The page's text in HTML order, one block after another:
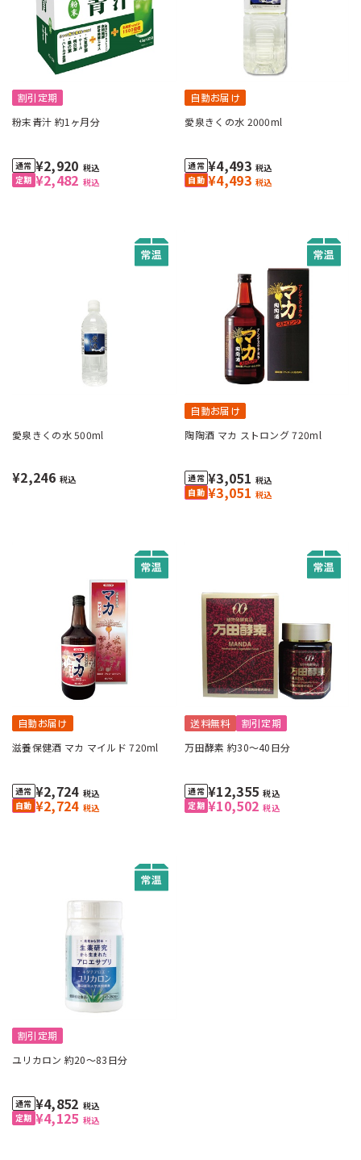
割引定期
粉末青汁 約1ヶ月分
¥2,482 税込
¥2,920 税込
自動お届け
愛泉きくの水 2000ml
¥4,493 税込
¥4,493 税込
愛泉きくの水 500ml
¥2,246 税込
自動お届け
陶陶酒 マカ ストロング 720ml
¥3,051 税込
¥3,051 税込
自動お届け
滋養保健酒 マカ マイルド 720ml
¥2,724 税込
¥2,724 税込
送料無料 割引定期
万田酵素 約30～40日分
¥10,502 税込
¥12,355 税込
割引定期
ユリカロン 約20～83日分
¥4,125 税込
¥4,852 税込